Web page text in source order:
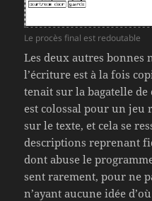
Le procès final est redoutable
Les deux autres bonnes
l’écriture est à la fois
tenait sur la bagatelle de
est colossal pour un jeu
sur le texte, et cela se
descriptions reprenant
dont abuse le
sent rarement, pour ne
n’ayant aucune idée